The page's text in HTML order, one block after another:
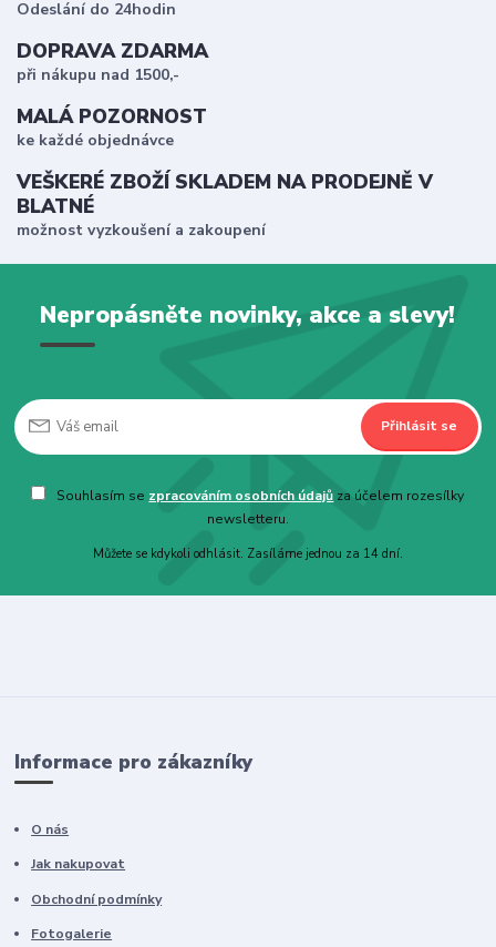
Odeslání do 24hodin
DOPRAVA ZDARMA
při nákupu nad 1500,-
MALÁ POZORNOST
ke každé objednávce
VEŠKERÉ ZBOŽÍ SKLADEM NA PRODEJNĚ V
BLATNÉ
možnost vyzkoušení a zakoupení
Nepropásněte novinky, akce a slevy!
Přihlásit se
Souhlasím se zpracováním osobních údajů za účelem rozesílky
newsletteru.
Můžete se kdykoli odhlásit. Zasíláme jednou za 14 dní.
Informace pro zákazníky
O nás
Jak nakupovat
Obchodní podmínky
Fotogalerie